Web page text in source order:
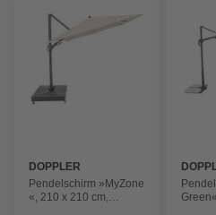
DOPPLER
Pendelschirm »MyZone
«, 210 x 210 cm,